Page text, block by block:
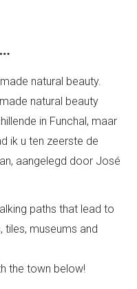
natural beauty.
natural beauty
in Funchal, maar
ik u ten zeerste de
aangelegd door José
paths that lead to
tiles, museums and
the town below!